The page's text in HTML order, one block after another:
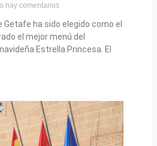
hay comentarios
Getafe ha sido elegido como el
el mejor menú del
Estrella Princesa. El